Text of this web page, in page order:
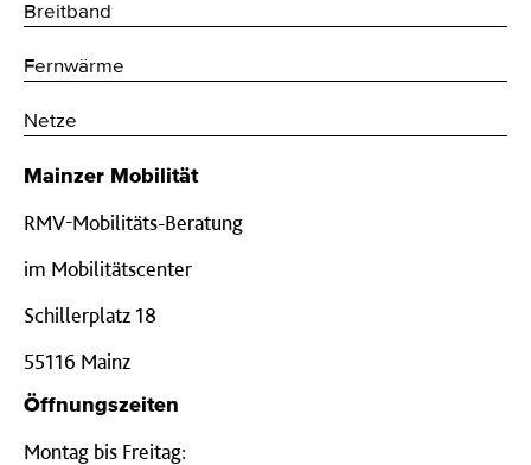
Breitband
Fernwärme
Netze
Mainzer Mobilität
RMV-Mobilitäts-Beratung
im Mobilitätscenter
Schillerplatz 18
55116 Mainz
Öffnungszeiten
Montag bis Freitag: